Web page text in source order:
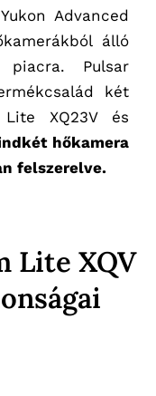
Advanced
álló
Pulsar
két
XQ23V és
hőkamera
felszerelve.
Lite XQV